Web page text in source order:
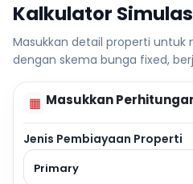
Kalkulator
Masukkan detail properti untuk
dengan skema bunga fixed,
▦ Masukkan
Jenis Pembiayaan Properti
Primary